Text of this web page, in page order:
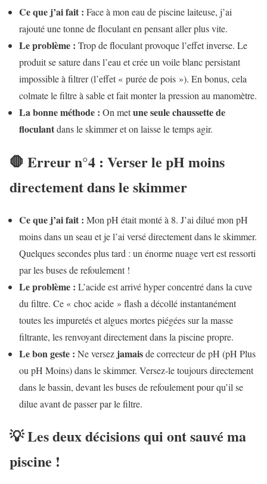
Ce que j’ai fait : Face à mon eau de piscine laiteuse, j’ai
rajouté une tonne de floculant en pensant aller plus vite.
Le problème : Trop de floculant provoque l’effet inverse. Le
produit se sature dans l’eau et crée un voile blanc persistant
impossible à filtrer (l’effet « purée de pois »). En bonus, cela
colmate le filtre à sable et fait monter la pression au manomètre.
La bonne méthode : On metune seule chaussette de
floculantdans le skimmer et on laisse le temps agir.
🛑 Erreur n°4 : Verser le pH moins
directement dans le skimmer
Ce que j’ai fait : Mon pH était monté à 8. J’ai dilué mon pH
moins dans un seau et je l’ai versé directement dans le skimmer.
Quelques secondes plus tard : un énorme nuage vert est ressorti
par les buses de refoulement !
Le problème : L’acide est arrivé hyper concentré dans la cuve
du filtre. Ce « choc acide » flash a décollé instantanément
toutes les impuretés et algues mortes piégées sur la masse
filtrante, les renvoyant directement dans la piscine propre.
Le bon geste : Ne versez jamaisde correcteur de pH (pH Plus
ou pH Moins) dans le skimmer. Versez-le toujours directement
dans le bassin, devant les buses de refoulement pour qu’il se
dilue avant de passer par le filtre.
💡 Les deux décisions qui ont sauvé ma
piscine !